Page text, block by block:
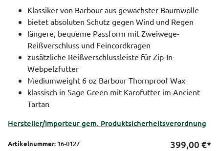
Klassiker von Barbour aus gewachster Baumwolle
bietet absoluten Schutz gegen Wind und Regen
längere, bequeme Passform mit Zweiwege-
Reißverschluss und Feincordkragen
zusätzliche Reißverschlussleiste für Zip-In-
Webpelzfutter
Mediumweight 6 oz Barbour Thornproof Wax
klassisch in Sage Green mit Karofutter im Ancient
Tartan
Hersteller/Importeur gem. Produktsicherheitsverordnung
Artikelnummer: 16-0127 399,00 €*